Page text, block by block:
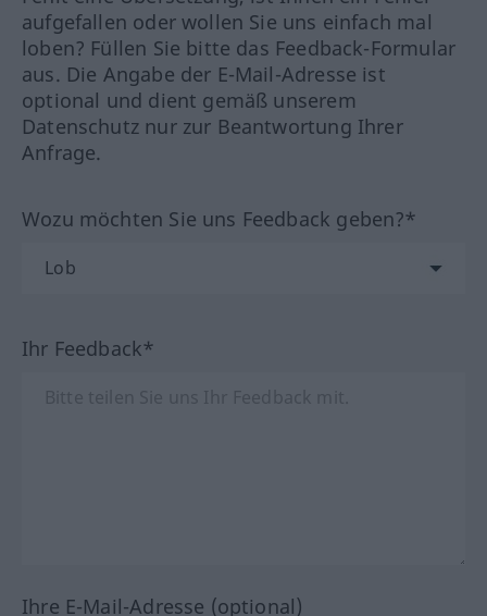
aufgefallen oder wollen Sie uns einfach mal
loben? Füllen Sie bitte das Feedback-Formular
aus. Die Angabe der E-Mail-Adresse ist
optional und dient gemäß unserem
Datenschutz nur zur Beantwortung Ihrer
Anfrage.
Wozu möchten Sie uns Feedback geben?*
Ihr Feedback*
Ihre E-Mail-Adresse (optional)